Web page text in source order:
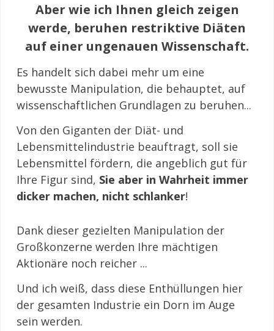
Aber wie ich Ihnen gleich zeigen
werde, beruhen restriktive Diäten
auf einer ungenauen Wissenschaft.
Es handelt sich dabei mehr um eine
bewusste Manipulation, die behauptet, auf
wissenschaftlichen Grundlagen zu beruhen...
Von den Giganten der Diät- und
Lebensmittelindustrie beauftragt, soll sie
Lebensmittel fördern, die angeblich gut für
Ihre Figur sind, Sie aber in Wahrheit immer
dicker machen, nicht schlanker!
Dank dieser gezielten Manipulation der
Großkonzerne werden Ihre mächtigen
Aktionäre noch reicher ...
Und ich weiß, dass diese Enthüllungen hier
der gesamten Industrie ein Dorn im Auge
sein werden.